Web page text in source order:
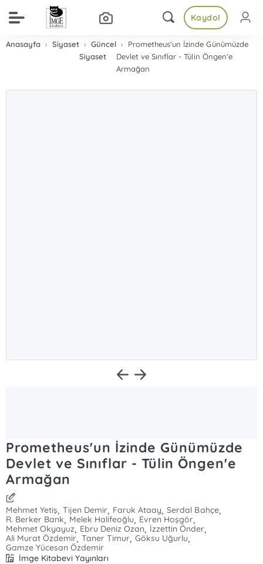
Kaydol
Anasayfa Siyaset
Güncel
Siyaset
Prometheus'un İzinde Günümüzde
Devlet ve Sınıflar - Tülin Öngen'e
Armağan
Prometheus'un İzinde Günümüzde
Devlet ve Sınıflar - Tülin Öngen'e
Armağan
Mehmet Yetiş, Tijen Demir, Faruk Ataay, Serdal Bahçe,
R. Berker Bank, Melek Halifeoğlu, Evren Hoşgör,
Mehmet Okyayuz, Ebru Deniz Ozan, İzzettin Önder,
Ali Murat Özdemir, Taner Timur, Göksu Uğurlu,
Gamze Yücesan Özdemir
İmge Kitabevi Yayınları